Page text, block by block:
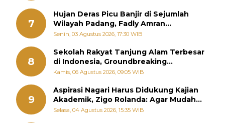
7
Hujan Deras Picu Banjir di Sejumlah
Wilayah Padang, Fadly Amran
Perintahkan OPD Siaga
Senin, 03 Agustus 2026, 17:30 WIB
8
Sekolah Rakyat Tanjung Alam Terbesar
di Indonesia, Groundbreaking
September
Kamis, 06 Agustus 2026, 09:05 WIB
9
Aspirasi Nagari Harus Didukung Kajian
Akademik, Zigo Rolanda: Agar Mudah
Diperjuangkan di Kementerian
Selasa, 04 Agustus 2026, 15:35 WIB